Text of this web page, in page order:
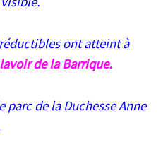
ont atteint à
de la Barrique.
parc de la Duchesse Anne